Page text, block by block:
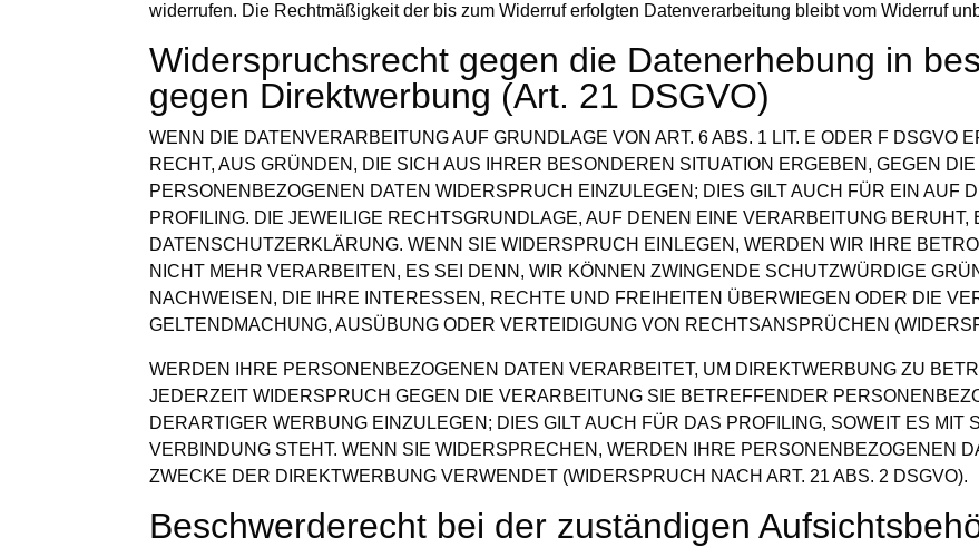
widerrufen. Die Rechtmäßigkeit der bis zum Widerruf erfolgten Datenverarbeitung bleibt vom Widerruf
Widerspruchsrecht gegen die Datenerhebung in
gegen Direktwerbung (Art. 21 DSGVO)
WENN DIE DATENVERARBEITUNG AUF GRUNDLAGE VON ART. 6 ABS. 1 LIT. E ODER F DSGVO
RECHT, AUS GRÜNDEN, DIE SICH AUS IHRER BESONDEREN SITUATION ERGEBEN, GEGEN
PERSONENBEZOGENEN DATEN WIDERSPRUCH EINZULEGEN; DIES GILT AUCH FÜR EIN AUF
PROFILING. DIE JEWEILIGE RECHTSGRUNDLAGE, AUF DENEN EINE VERARBEITUNG BERUHT,
DATENSCHUTZERKLÄRUNG. WENN SIE WIDERSPRUCH EINLEGEN, WERDEN WIR IHRE
NICHT MEHR VERARBEITEN, ES SEI DENN, WIR KÖNNEN ZWINGENDE SCHUTZWÜRDIGE
NACHWEISEN, DIE IHRE INTERESSEN, RECHTE UND FREIHEITEN ÜBERWIEGEN ODER DIE
GELTENDMACHUNG, AUSÜBUNG ODER VERTEIDIGUNG VON RECHTSANSPRÜCHEN
WERDEN IHRE PERSONENBEZOGENEN DATEN VERARBEITET, UM DIREKTWERBUNG ZU
JEDERZEIT WIDERSPRUCH GEGEN DIE VERARBEITUNG SIE BETREFFENDER
DERARTIGER WERBUNG EINZULEGEN; DIES GILT AUCH FÜR DAS PROFILING, SOWEIT ES MIT
VERBINDUNG STEHT. WENN SIE WIDERSPRECHEN, WERDEN IHRE PERSONENBEZOGENEN
ZWECKE DER DIREKTWERBUNG VERWENDET (WIDERSPRUCH NACH ART. 21 ABS. 2 DSGVO).
Beschwerde­recht bei der zuständigen